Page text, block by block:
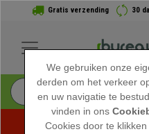
Gratis verzending 30
We gebruiken onze
derden om het verkeer
en uw navigatie te
vinden in ons
Cookies door te